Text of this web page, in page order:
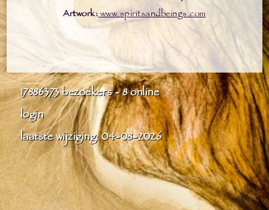
Artwork:www.spiritsandbeings.com
17886373bezoekers - 8 online
login
laatste wijziging: 04-08-2026